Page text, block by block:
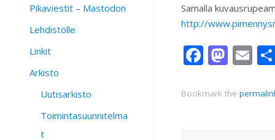
Samalla
http://
Bookmark the
Pikaviestit – Mastodon
Lehdistölle
Linkit
Arkisto
Uutisarkisto
Toimintasuunnitelma
t